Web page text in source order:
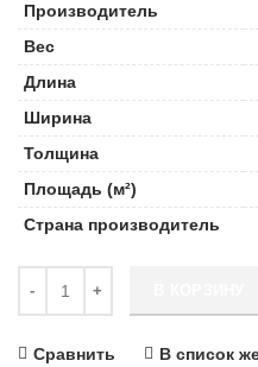
Производитель
Вес
Длина
Ширина
Толщина
Площадь (м²)
Страна производитель
Сравнить В список